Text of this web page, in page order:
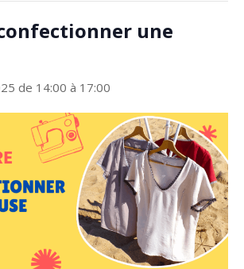
une
de 14:00 à 17:00